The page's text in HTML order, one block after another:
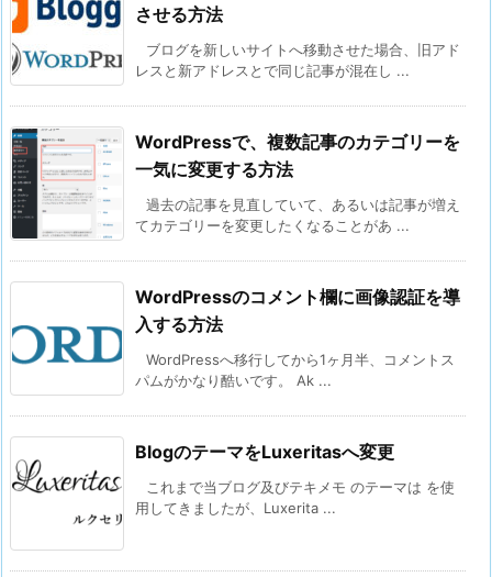
させる方法
ブログを新しいサイトへ移動させた場合、旧アド
レスと新アドレスとで同じ記事が混在し ...
WordPressで、複数記事のカテゴリーを
一気に変更する方法
過去の記事を見直していて、あるいは記事が増え
てカテゴリーを変更したくなることがあ ...
WordPressのコメント欄に画像認証を導
入する方法
WordPressへ移行してから1ヶ月半、コメントス
パムがかなり酷いです。 Ak ...
BlogのテーマをLuxeritasへ変更
これまで当ブログ及びテキメモ のテーマは を使
用してきましたが、Luxerita ...